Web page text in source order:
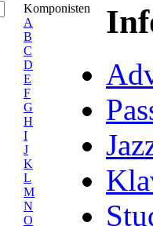
Komponisten
A
B
C
D
E
F
G
H
I
J
K
L
M
N
O